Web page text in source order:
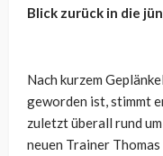
Blick zurück in die
Nach kurzem
geworden ist, stimmt
zuletzt überall rund
neuen Trainer